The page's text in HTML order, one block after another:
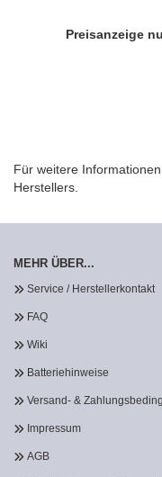
Preisanzeige
Für weitere
Herstellers.
MEHR ÜBER...
Service / Herstellerkontakt
FAQ
Wiki
Batteriehinweise
Versand- &
Impressum
AGB